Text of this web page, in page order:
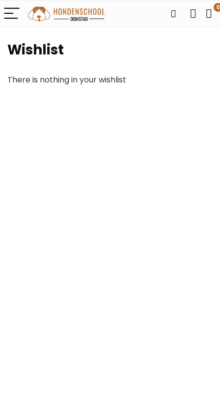
0
Wishlist
There is nothing in your wishlist